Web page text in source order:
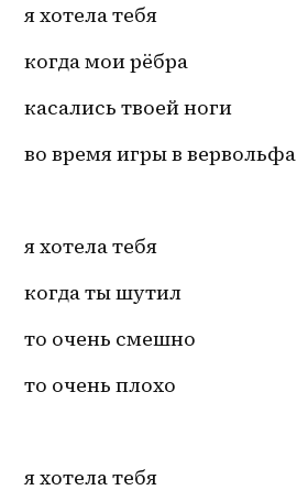
я хотела тебя
когда мои рёбра
касались твоей ноги
во время игры в вервольфа
я хотела тебя
когда ты шутил
то очень смешно
то очень плохо
я хотела тебя